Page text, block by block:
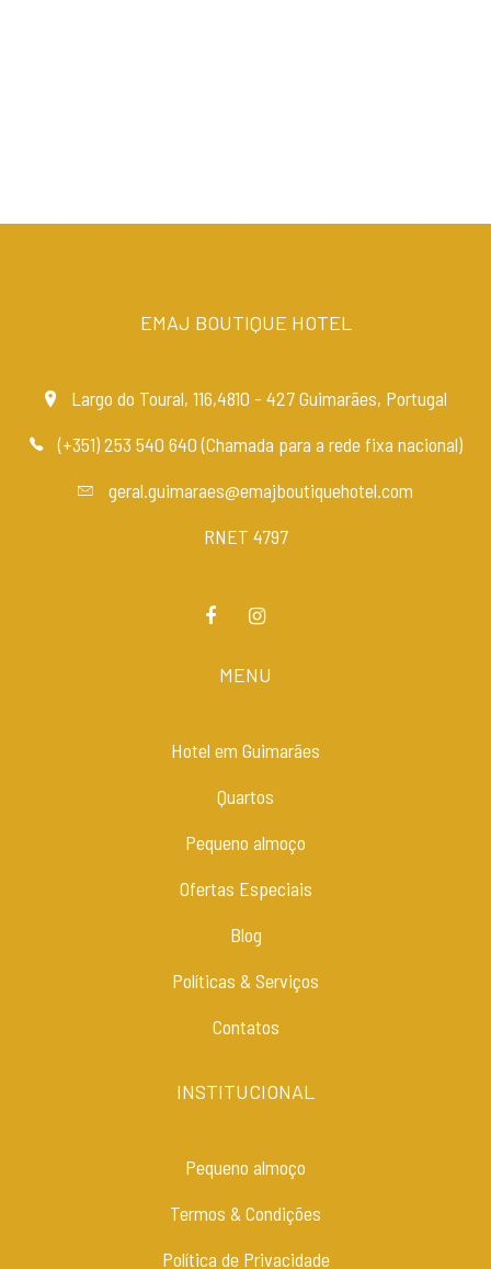
EMAJ BOUTIQUE HOTEL
Largo do Toural, 116,4810 - 427 Guimarães, Portugal
(+351) 253 540 640 (Chamada para a rede fixa nacional)
geral.guimaraes@emajboutiquehotel.com
RNET 4797
MENU
Hotel em Guimarães
Quartos
Pequeno almoço
Ofertas Especiais
Blog
Políticas & Serviços
Contatos
INSTITUCIONAL
Pequeno almoço
Termos & Condições
Política de Privacidade